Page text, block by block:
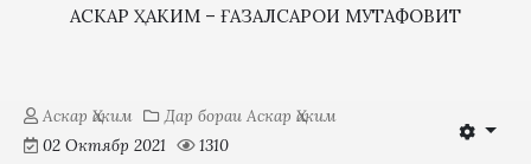
АСКАР ҲАКИМ – ҒАЗАЛСАРОИ МУТАФОВИТ
Аскар Ҳаким
Дар бораи Аскар Ҳаким
02 Октябр 2021
1310